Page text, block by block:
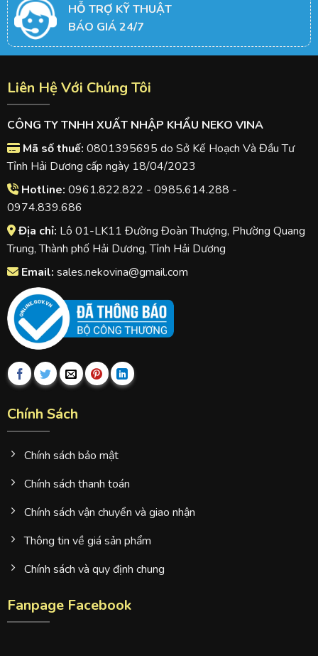
HỖ TRỢ KỸ THUẬT
BÁO GIÁ 24/7
Liên Hệ Với Chúng Tôi
CÔNG TY TNHH XUẤT NHẬP KHẨU NEKO VINA
Mã số thuế: 0801395695 do Sở Kế Hoạch Và Đầu Tư
Tỉnh Hải Dương cấp ngày 18/04/2023
Hotline: 0961.822.822 - 0985.614.288 -
0974.839.686
Địa chỉ: Lô 01-LK11 Đường Đoàn Thượng, Phường Quang
Trung, Thành phố Hải Dương, Tỉnh Hải Dương
Email: sales.nekovina@gmail.com
Chính Sách
Chính sách bảo mật
Chính sách thanh toán
Chính sách vận chuyển và giao nhận
Thông tin về giá sản phẩm
Chính sách và quy định chung
Fanpage Facebook